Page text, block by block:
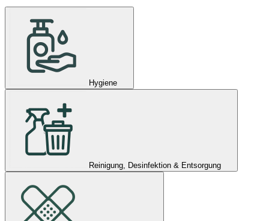
Hygiene
Reinigung, Desinfektion & Entsorgung